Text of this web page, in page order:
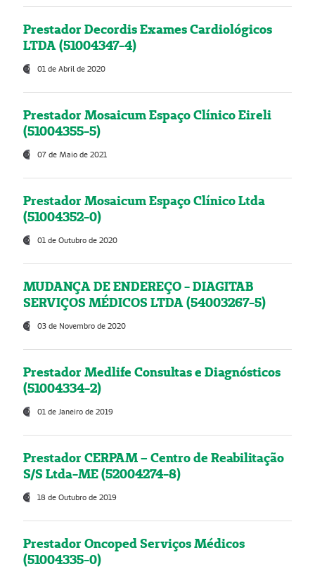
Prestador Decordis Exames Cardiológicos
LTDA (51004347-4)
01 de Abril de 2020
Prestador Mosaicum Espaço Clínico Eireli
(51004355-5)
07 de Maio de 2021
Prestador Mosaicum Espaço Clínico Ltda
(51004352-0)
01 de Outubro de 2020
MUDANÇA DE ENDEREÇO - DIAGITAB
SERVIÇOS MÉDICOS LTDA (54003267-5)
03 de Novembro de 2020
Prestador Medlife Consultas e Diagnósticos
(51004334-2)
01 de Janeiro de 2019
Prestador CERPAM – Centro de Reabilitação
S/S Ltda-ME (52004274-8)
18 de Outubro de 2019
Prestador Oncoped Serviços Médicos
(51004335-0)